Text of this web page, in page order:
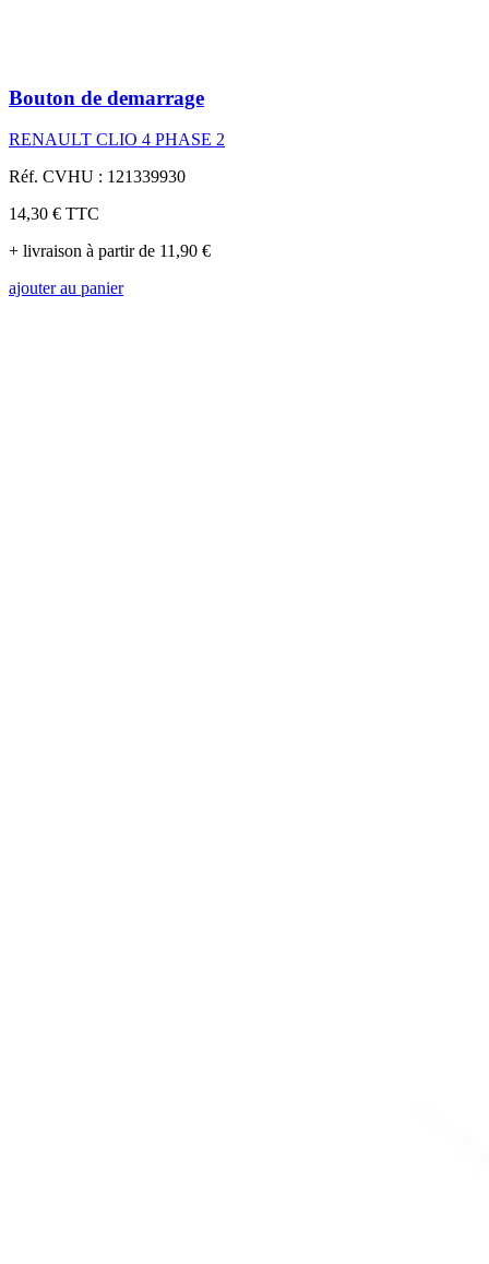
Bouton de demarrage
RENAULT CLIO 4 PHASE 2
Réf. CVHU : 121339930
14,30 € TTC
+ livraison à partir de 11,90 €
ajouter au panier